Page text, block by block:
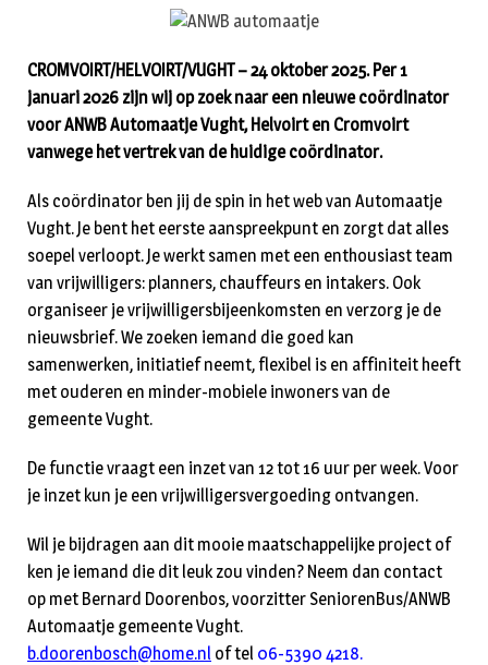
CROMVOIRT/HELVOIRT/VUGHT – 24 oktober 2025. Per 1
januari 2026 zijn wij op zoek naar een nieuwe coördinator
voor ANWB Automaatje Vught, Helvoirt en Cromvoirt
vanwege het vertrek van de huidige coördinator.
Als coördinator ben jij de spin in het web van Automaatje
Vught. Je bent het eerste aanspreekpunt en zorgt dat alles
soepel verloopt. Je werkt samen met een enthousiast team
van vrijwilligers: planners, chauffeurs en intakers. Ook
organiseer je vrijwilligersbijeenkomsten en verzorg je de
nieuwsbrief. We zoeken iemand die goed kan
samenwerken, initiatief neemt, flexibel is en affiniteit heeft
met ouderen en minder-mobiele inwoners van de
gemeente Vught.
De functie vraagt een inzet van 12 tot 16 uur per week. Voor
je inzet kun je een vrijwilligersvergoeding ontvangen.
Wil je bijdragen aan dit mooie maatschappelijke project of
ken je iemand die dit leuk zou vinden? Neem dan contact
op met Bernard Doorenbos, voorzitter SeniorenBus/ANWB
Automaatje gemeente Vught.
b.doorenbosch@home.nl of tel 06-5390 4218.